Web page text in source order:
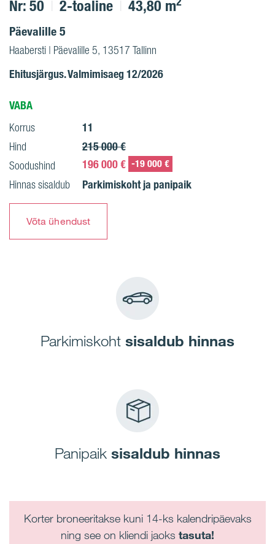
Nr: 50 2-toaline 43,80 m
Päevalille 5
Haabersti | Päevalille 5, 13517 Tallinn
Ehitusjärgus. Valmimisaeg 12/2026
VABA
Korrus 11
Hind 215 000 €
Soodushind 196 000 € -19 000 €
Hinnas sisaldub Parkimiskoht ja panipaik
Võta ühendust
Parkimiskoht sisaldub hinnas
Panipaik sisaldub hinnas
Korter broneeritakse kuni 14-ks kalendripäevaks
ning see on kliendi jaoks tasuta!